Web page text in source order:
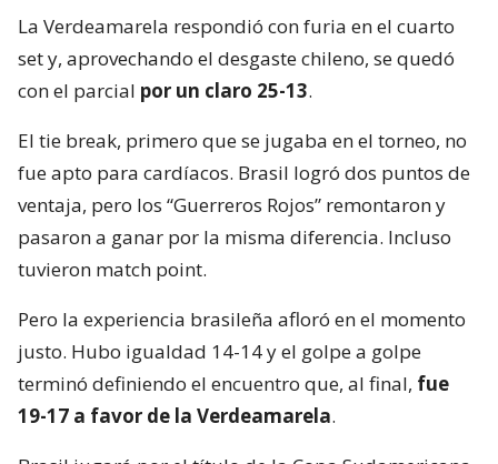
La Verdeamarela respondió con furia en el cuarto
set y, aprovechando el desgaste chileno, se quedó
con el parcial por un claro 25-13.
El tie break, primero que se jugaba en el torneo, no
fue apto para cardíacos. Brasil logró dos puntos de
ventaja, pero los “Guerreros Rojos” remontaron y
pasaron a ganar por la misma diferencia. Incluso
tuvieron match point.
Pero la experiencia brasileña afloró en el momento
justo. Hubo igualdad 14-14 y el golpe a golpe
terminó definiendo el encuentro que, al final, fue
19-17 a favor de la Verdeamarela.